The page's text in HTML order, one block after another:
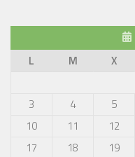
L
M X
3
4 5
10
11 12
17
18 19